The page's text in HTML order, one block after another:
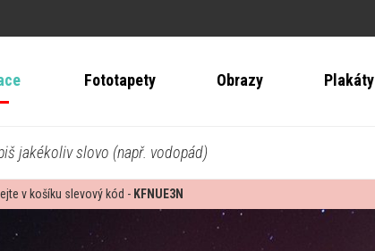
Fototapety Obrazy Plakáty
jakékoliv slovo (např. vodopád)
v košíku slevový kód - KFNUE3N